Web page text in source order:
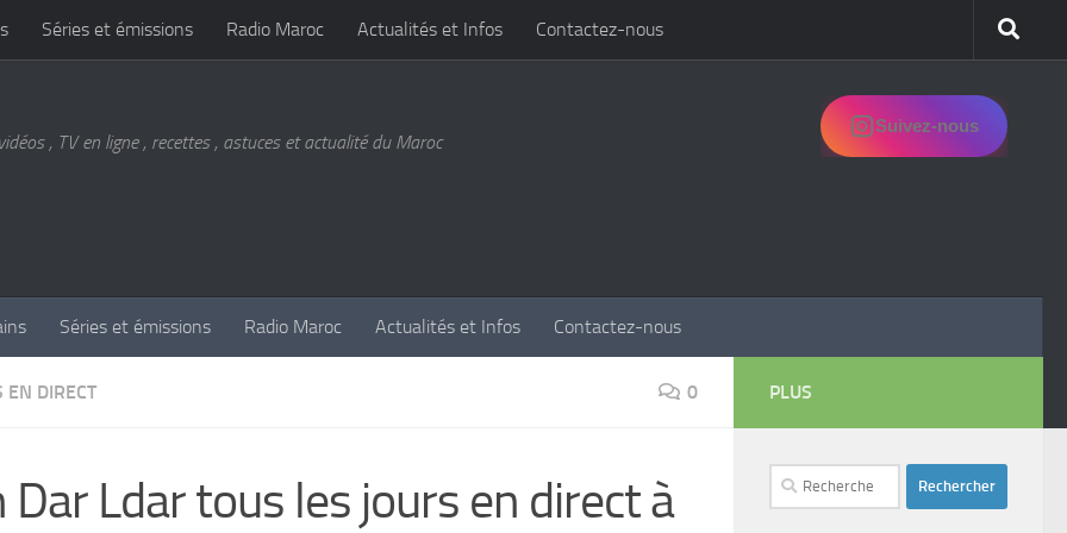
Séries et émissions Radio Maroc Actualités et Infos Contactez-nous
, TV en ligne , recettes , astuces et actualité du Maroc
Suivez-nous
Séries et émissions Radio Maroc Actualités et Infos Contactez-nous
EN DIRECT 0
Dar Ldar tous les jours en direct à
PLUS
Rechercher :